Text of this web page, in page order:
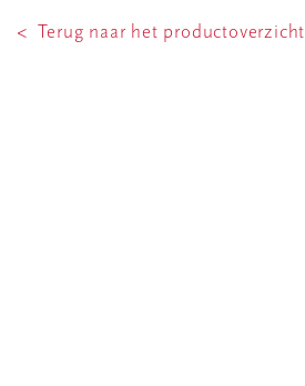
< Terug naar het productoverzicht